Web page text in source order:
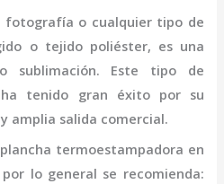
fotografía o cualquier tipo de
o tejido poliéster, es una
sublimación. Este tipo de
ha tenido gran éxito por su
amplia salida comercial.
plancha termoestampadora en
por lo general se recomienda: